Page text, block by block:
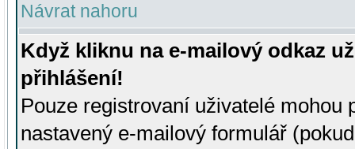
Návrat nahoru
Když kliknu na e-mailový odkaz
přihlášení!
Pouze registrovaní uživatelé mohou
nastavený e-mailový formulář